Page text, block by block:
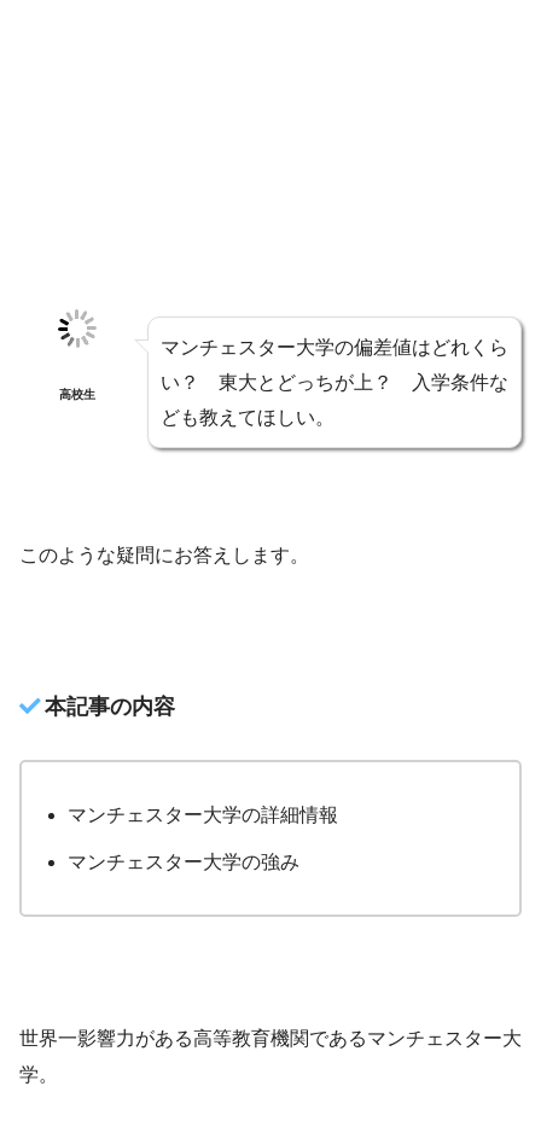
高校生
マンチェスター大学の偏差値はどれくら
い？ 東大とどっちが上？ 入学条件な
ども教えてほしい。
このような疑問にお答えします。
本記事の内容
マンチェスター大学の詳細情報
マンチェスター大学の強み
世界一影響力がある高等教育機関であるマンチェスター大
学。